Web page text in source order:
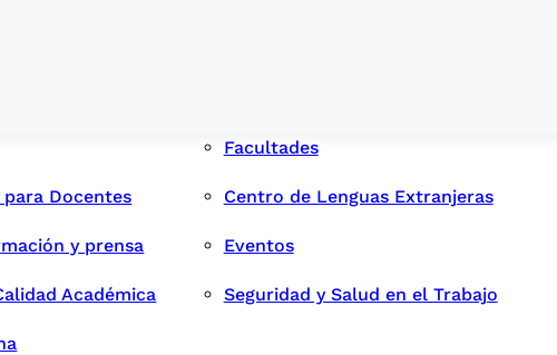
Facultades
Docentes Centro de Lenguas Extranjeras
y prensa Eventos
Académica Seguridad y Salud en el Trabajo